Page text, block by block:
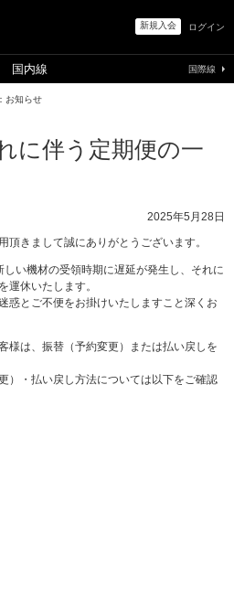
新規入会 ログイン
お知らせ
に伴う定期便の一
2025年5月28日
頂きまして誠にありがとうございます。
い機材の受領時期に遅延が発生し、それに
運休いたします。
惑とご不便をお掛けいたしますこと深くお
様は、振替（予約変更）または払い戻しを
）・払い戻し方法については以下をご確認
国内線 国際線